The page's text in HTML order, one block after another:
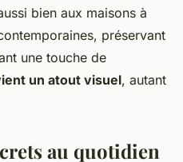
bien aux maisons à
préservant
une touche de
un atout visuel, autant
au quotidien